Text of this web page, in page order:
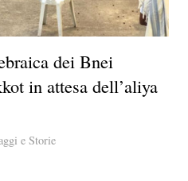
dei Bnei
in attesa dell’aliya
e Storie